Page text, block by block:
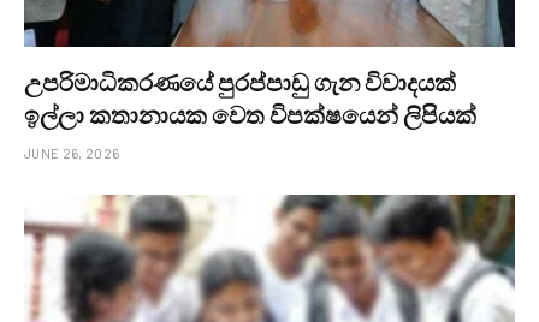
උපරිමාධිකරණයේ පුරප්පාඩු ගැන විවාදයක්
ඉල්ලා කතානායක වෙත විපක්ෂයෙන් ලිපියක්
JUNE 26, 2026